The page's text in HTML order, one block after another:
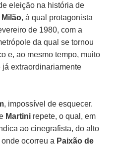
eleição na história de
Milão, à qual protagonista
de 1980, com a
da qual se tornou
e, ao mesmo tempo, muito
extraordinariamente
, impossível de esquecer.
Martini repete, o qual, em
ao cinegrafista, do alto
ocorreu a Paixão de